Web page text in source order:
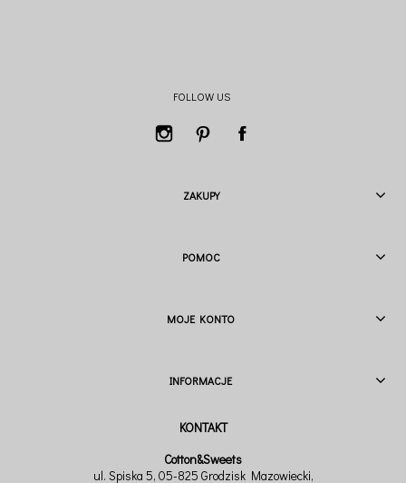
FOLLOW US
ZAKUPY
POMOC
MOJE KONTO
INFORMACJE
Cotton&Sweets
ul. Spiska 5, 05-825 Grodzisk Mazowiecki,